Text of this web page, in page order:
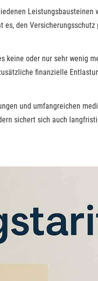
Leistungsbausteinen
den Versicherungsschutz
keine oder nur sehr wenig
finanzielle
und umfangreichen
sichert sich auch